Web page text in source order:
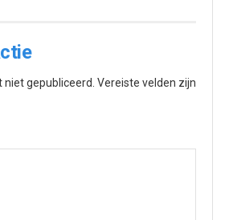
gepubliceerd. Vereiste velden zijn